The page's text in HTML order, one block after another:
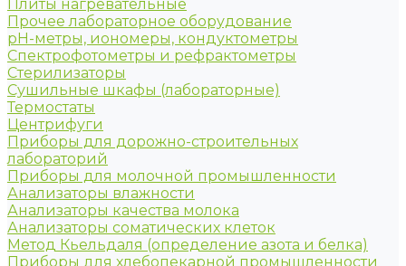
Плиты нагревательные
Прочее лабораторное оборудование
рН-метры, иономеры, кондуктометры
Спектрофотометры и рефрактометры
Стерилизаторы
Сушильные шкафы (лабораторные)
Термостаты
Центрифуги
Приборы для дорожно-строительных
лабораторий
Приборы для молочной промышленности
Анализаторы влажности
Анализаторы качества молока
Анализаторы соматических клеток
Метод Кьельдаля (определение азота и белка)
Приборы для хлебопекарной промышленности